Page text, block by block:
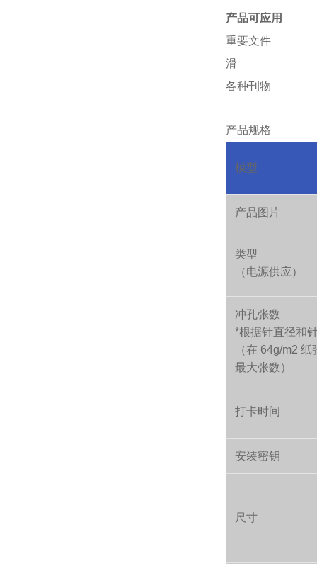
产品可应用
重要文件
滑
各种刊物
产品规格
模型
产品图片
类型
（电源供应）
冲孔张数
*根据针直径和
（在 64g/m2
最大张数）
打卡时间
安装密钥
尺寸